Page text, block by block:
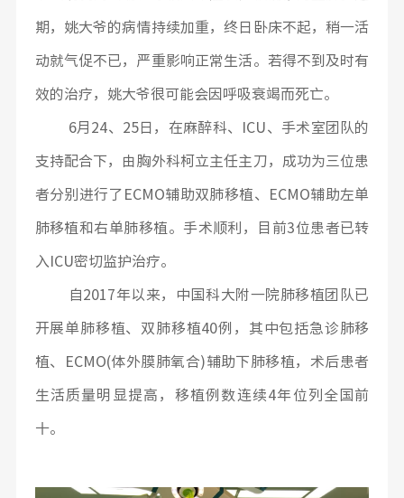
期，姚大爷的病情持续加重，终日卧床不起，稍一活
动就气促不已，严重影响正常生活。若得不到及时有
效的治疗，姚大爷很可能会因呼吸衰竭而死亡。
6月24、25日，在麻醉科、ICU、手术室团队的
支持配合下，由胸外科柯立主任主刀，成功为三位患
者分别进行了ECMO辅助双肺移植、ECMO辅助左单
肺移植和右单肺移植。手术顺利，目前3位患者已转
入ICU密切监护治疗。
自2017年以来，中国科大附一院肺移植团队已
开展单肺移植、双肺移植40例，其中包括急诊肺移
植、ECMO(体外膜肺氧合)辅助下肺移植，术后患者
生活质量明显提高，移植例数连续4年位列全国前
十。